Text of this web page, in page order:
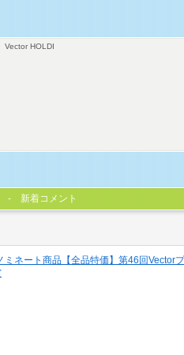
Vector HOLDI
新着コメント